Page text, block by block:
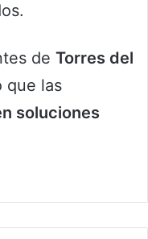
de Torres del
que las
soluciones